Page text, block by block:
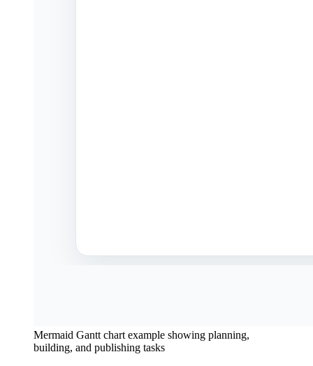
Mermaid Gantt chart example showing planning,
building, and publishing tasks